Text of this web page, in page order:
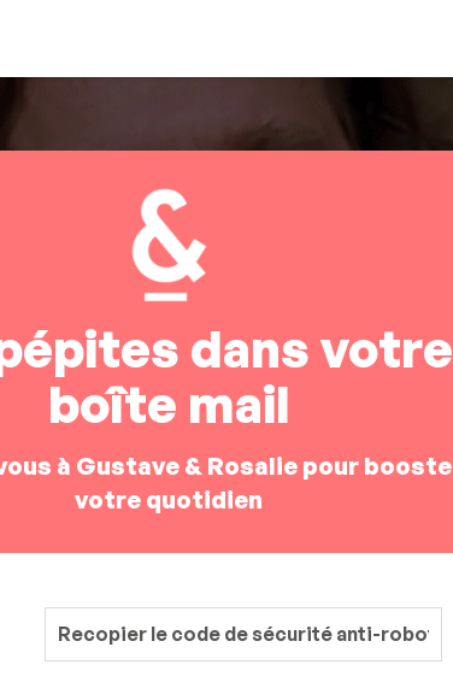
dans votre
boîte mail
à Gustave & Rosalie pour
votre quotidien